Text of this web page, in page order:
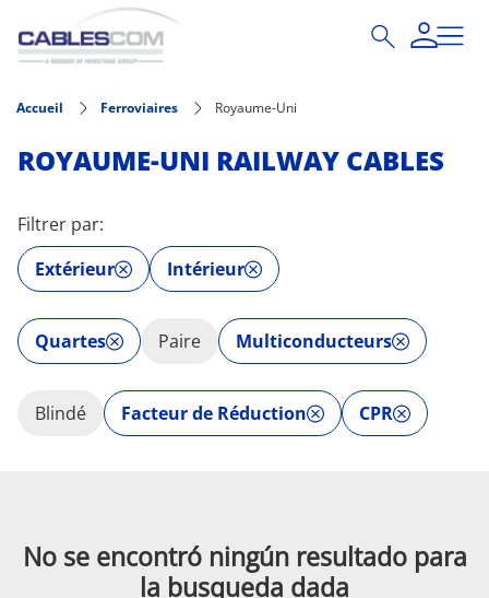
Aller au contenu principal
Accueil Ferroviaires Royaume-Uni
ROYAUME-UNI RAILWAY CABLES
Filtrer par:
Extérieur
Intérieur
Quartes Paire Multiconducteurs
Blindé Facteur de Réduction CPR
No se encontró ningún resultado para
la busqueda dada